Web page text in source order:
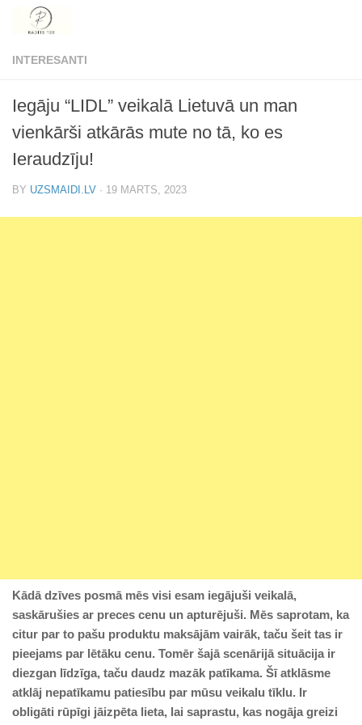
Skip to content
INTERESANTI
Iegāju “LIDL” veikalā Lietuvā un man
vienkārši atkārās mute no tā, ko es
Ieraudzīju!
BY UZSMAIDI.LV · 19 MARTS, 2023
Kādā dzīves posmā mēs visi esam iegājuši veikalā,
saskārušies ar preces cenu un apturējuši. Mēs saprotam, ka
citur par to pašu produktu maksājām vairāk, taču šeit tas ir
pieejams par lētāku cenu. Tomēr šajā scenārijā situācija ir
diezgan līdzīga, taču daudz mazāk patīkama. Šī atklāsme
atklāj nepatīkamu patiesību par mūsu veikalu tīklu. Ir
obligāti rūpīgi jāizpēta lieta, lai saprastu, kas nogāja greizi